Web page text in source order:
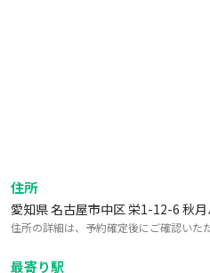
グラス大×6
ワイングラス×6
フォーク×8
住所
愛知県 名古屋市中区 栄1-12-6 秋
住所の詳細は、予約確定後にご確認いた
最寄り駅